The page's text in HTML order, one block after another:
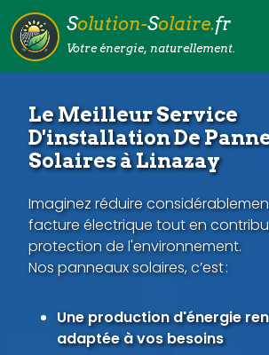
Solution-Solaire.fr
Votre énergie, naturellement.
Le Meilleur Service
D'installation De
Solaires à Linazay
Imaginez réduire
facture électrique tout en
protection de l'environnement.
Nos panneaux solaires, c’est :
Une production d'énergie
adaptée à vos besoins